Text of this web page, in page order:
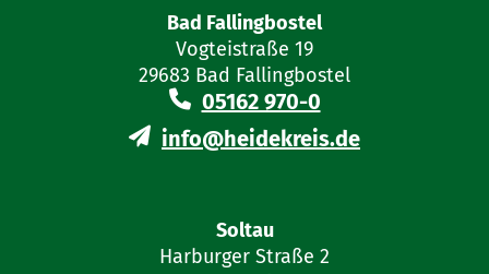
Bad Fallingbostel
Vogteistraße 19
29683 Bad Fallingbostel
05162 970-0
info@heidekreis.de
Soltau
Harburger Straße 2